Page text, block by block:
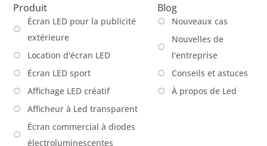
Produit
Écran LED pour la publicité
extérieure
Location d'écran LED
Écran LED sport
Affichage LED créatif
Afficheur à Led transparent
Écran commercial à diodes
électroluminescentes
Blog
Nouveaux cas
Nouvelles de
l'entreprise
Conseils et astuces
À propos de Led